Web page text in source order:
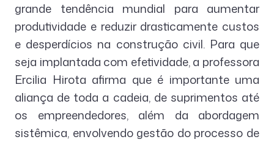
grande tendência mundial para aumentar
produtividade e reduzir drasticamente custos
e desperdícios na construção civil. Para que
seja implantada com efetividade, a professora
Ercilia Hirota afirma que é importante uma
aliança de toda a cadeia, de suprimentos até
os empreendedores, além da abordagem
sistêmica, envolvendo gestão do processo de